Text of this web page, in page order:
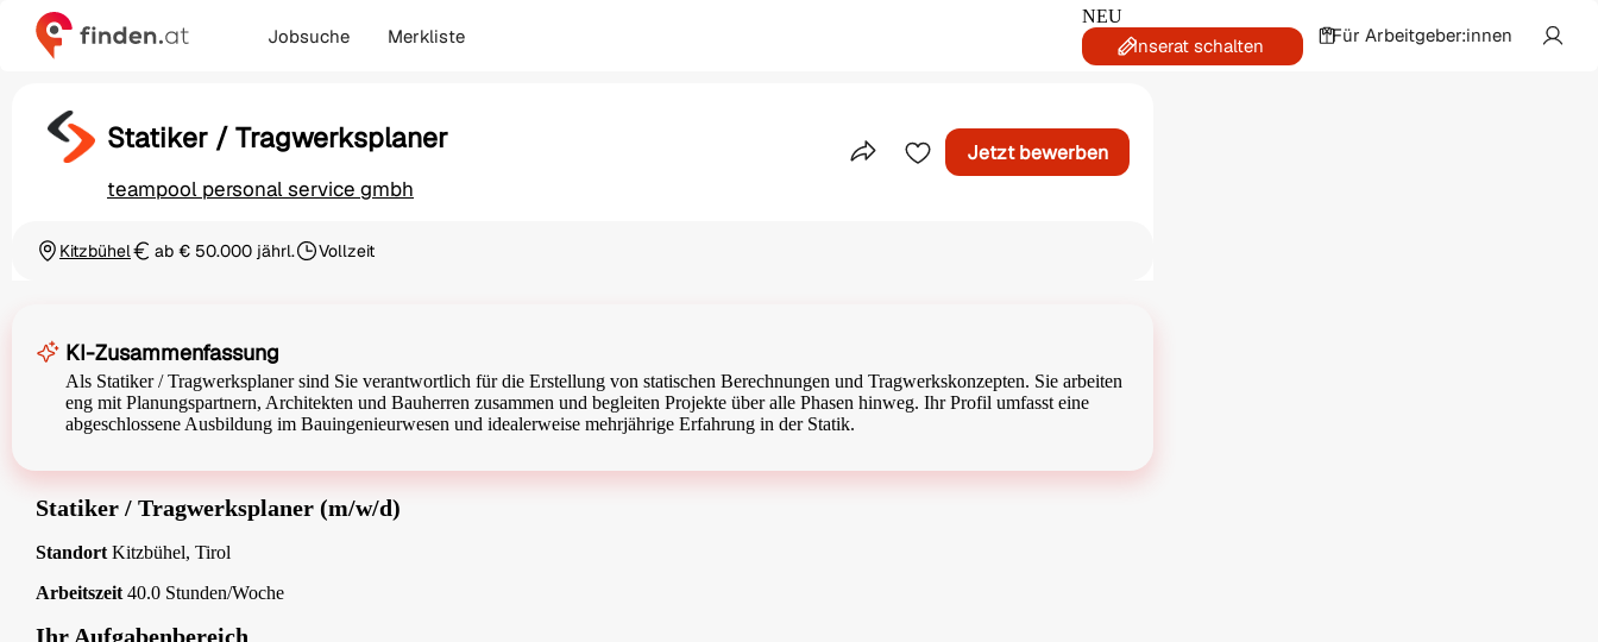
Jobsuche Merkliste
NEU
Inserat schalten Für Arbeitgeber:innen
Statiker / Tragwerksplaner
teampool personal service gmbh
Teile dieses Inserat
Jetzt bewerben
Ortschaft
KitzbühelGehaltab € 50.000 jährl.Beschäftigungsart
Vollzeit
KI-Zusammenfassung
Als Statiker / Tragwerksplaner sind Sie verantwortlich für die Erstellung von statischen Berechnungen und Tragwerkskonzepten. Sie arbeiten
eng mit Planungspartnern, Architekten und Bauherren zusammen und begleiten Projekte über alle Phasen hinweg. Ihr Profil umfasst eine
abgeschlossene Ausbildung im Bauingenieurwesen und idealerweise mehrjährige Erfahrung in der Statik.
Statiker / Tragwerksplaner (m/w/d)
Standort Kitzbühel, Tirol
Arbeitszeit 40.0 Stunden/Woche
Ihr Aufgabenbereich